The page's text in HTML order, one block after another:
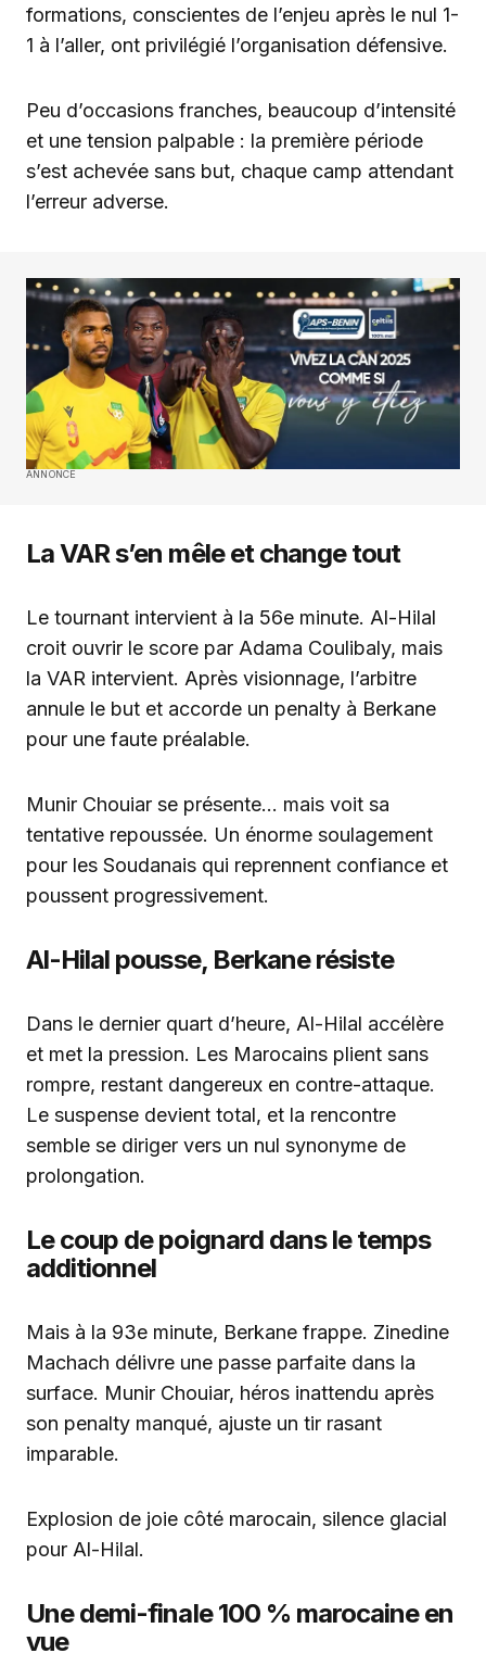
formations, conscientes de l’enjeu après le nul 1-
1 à l’aller, ont privilégié l’organisation défensive.
Peu d’occasions franches, beaucoup d’intensité
et une tension palpable : la première période
s’est achevée sans but, chaque camp attendant
l’erreur adverse.
ANNONCE
La VAR s’en mêle et change tout
Le tournant intervient à la 56e minute. Al-Hilal
croit ouvrir le score par Adama Coulibaly, mais
la VAR intervient. Après visionnage, l’arbitre
annule le but et accorde un penalty à Berkane
pour une faute préalable.
Munir Chouiar se présente… mais voit sa
tentative repoussée. Un énorme soulagement
pour les Soudanais qui reprennent confiance et
poussent progressivement.
Al-Hilal pousse, Berkane résiste
Dans le dernier quart d’heure, Al-Hilal accélère
et met la pression. Les Marocains plient sans
rompre, restant dangereux en contre-attaque.
Le suspense devient total, et la rencontre
semble se diriger vers un nul synonyme de
prolongation.
Le coup de poignard dans le temps
additionnel
Mais à la 93e minute, Berkane frappe. Zinedine
Machach délivre une passe parfaite dans la
surface. Munir Chouiar, héros inattendu après
son penalty manqué, ajuste un tir rasant
imparable.
Explosion de joie côté marocain, silence glacial
pour Al-Hilal.
Une demi-finale 100 % marocaine en
vue